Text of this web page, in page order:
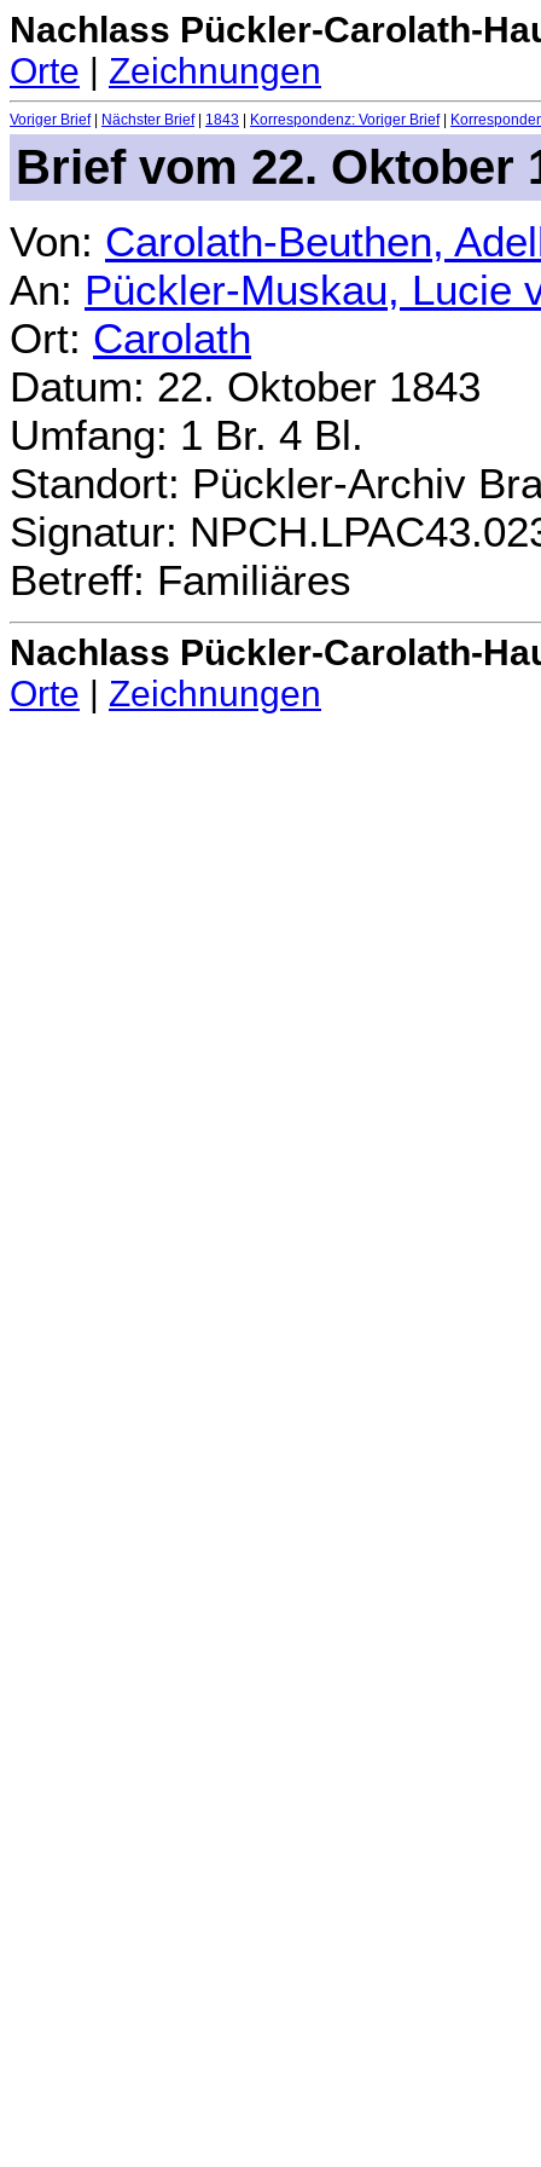
Nachlass Pückler-Carolath-
Orte | Zeichnungen
Voriger Brief| Nächster Brief| 1843 Korrespondenz: Voriger Brief|
Brief vom 22. Oktober
Von: Carolath-Beuthen,
An: Pückler-Muskau, Lucie
Ort: Carolath
Datum: 22. Oktober 1843
Umfang: 1 Br. 4 Bl.
Standort: Pückler-Archiv
Signatur:
Betreff: Familiäres
Nachlass Pückler-Carolath-
Orte
Zeichnungen